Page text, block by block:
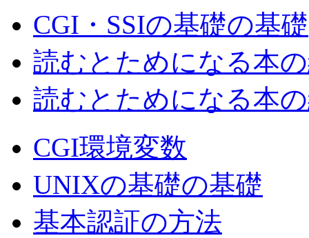
CGI・SSIの基礎の基礎
読むとためになる本
読むとためになる本
CGI環境変数
UNIXの基礎の基礎
基本認証の方法